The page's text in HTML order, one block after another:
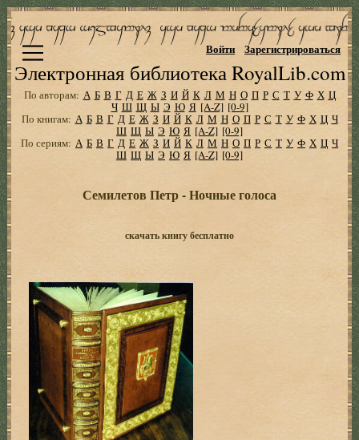
Электронная библиотека RoyalLib.com
Войти Зарегистрироваться
По авторам: А Б В Г Д Е Ж З И Й К Л М Н О П Р С Т У Ф Х Ц
Ч Ш Щ Ы Э Ю Я [A-Z] [0-9]
По книгам: А Б В Г Д Е Ж З И Й К Л М Н О П Р С Т У Ф Х Ц Ч
Ш Щ Ы Э Ю Я [A-Z] [0-9]
По сериям: А Б В Г Д Е Ж З И Й К Л М Н О П Р С Т У Ф Х Ц Ч
Ш Щ Ы Э Ю Я [A-Z] [0-9]
Семилетов Петр - Ночные голоса
скачать книгу бесплатно